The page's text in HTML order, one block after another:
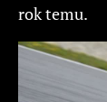
rok temu.